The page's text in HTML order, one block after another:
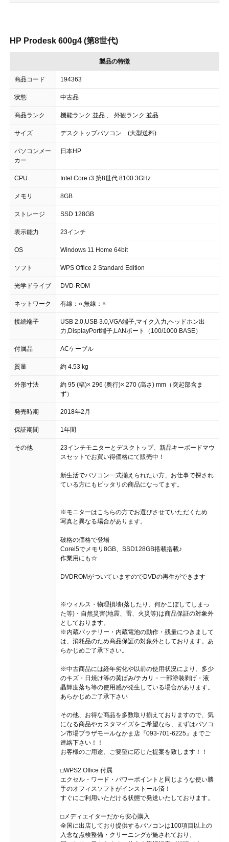
HP Prodesk 600g4 (第8世代)
製品の特徴
商品コード 194363
状態 中古品
商品ランク 機能ランク:並品 、 外観ランク:並品
サイズ デスクトップパソコン (大型送料)
パソコンメー
カー
日本HP
CPU Intel Core i3 第8世代 8100 3GHz
メモリ 8GB
ストレージ SSD 128GB
表示能力 23インチ
OS Windows 11 Home 64bit
ソフト WPS Office 2 Standard Edition
光学ドライブ DVD-ROM
ネットワーク 有線：○,無線：×
接続端子
USB 2.0,USB 3.0,VGA端子,マイク入力,ヘッドホン出
力,DisplayPort端子,LANポート（100/1000 BASE）
付属品 ACケーブル
質量 約 4.53 kg
外形寸法
約 95 (幅)× 296 (奥行)× 270 (高さ) mm（突起部含ま
ず）
発売時期 2018年2月
保証期間 1年間
その他
23インチモニターとデスクトップ、新品キーボードマウ
スセットでお買い得価格にて販売中！
新生活でパソコン一式揃えられたい方、お仕事で探され
ている方にもピッタリの商品になってます。
※モニターはこちらの方でお選びさせていただくため
写真と異なる場合があります。
破格の価格で登場
Corei5でメモリ8GB、SSD128GB搭載搭載♪
作業用にも☆
DVDROMがついていますのでDVDの再生ができます
※ウィルス・物理損壊(落したり、何かこぼしてしまっ
た等)・自然災害(地震、雷、火災等)は商品保証の対象外
としております。
※内蔵バッテリー・内蔵電池の動作・残量につきまして
は、消耗品のため商品保証の対象外としております。あ
らかじめご了承下さい。
※中古商品には経年劣化や以前の使用状況により、多少
のキズ・日焼け等の黄ばみ/テカリ・一部塗装剥げ・液
晶輝度落ち等の使用感が発生している場合があります。
あらかじめご了承下さい
その他、お得な商品を多数取り揃えておりますので、気
になる商品やカスタマイズをご希望なら、まずはパソコ
ン市場プラザモールなかま店『093-701-6225』までご
連絡下さい！！
お客様のご用途、ご要望に応じた提案を致します！！
□WPS2 Office 付属
エクセル・ワード・パワーポイントと同じような使い勝
手のオフィスソフトがインストール済！
すぐにご利用いただける状態で発送いたしております。
□メディエイターだから安心購入
全国に出店しており提供するパソコンは100項目以上の
入念な点検整備・クリーニングが施されており、